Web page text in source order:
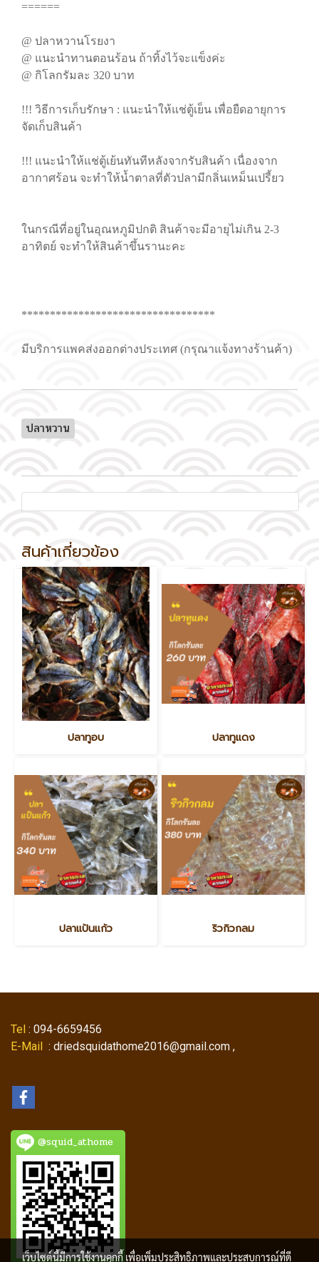
======
@ ปลาหวานโรยงา
@ แนะนำทานตอนร้อน ถ้าทิ้งไว้จะแข็งค่ะ
@ กิโลกรัมละ 320 บาท
!!! วิธีการเก็บรักษา : แนะนำให้แช่ตู้เย็น เพื่อยืดอายุการ
จัดเก็บสินค้า
!!! แนะนำให้แช่ตู้เย้นทันทีหลังจากรับสินค้า เนื่องจาก
อากาศร้อน จะทำให้น้ำตาลที่ตัวปลามีกลิ่นเหม็นเปรี้ยว
ในกรณีที่อยู่ในอุณหภูมิปกติ สินค้าจะมีอายุไม่เกิน 2-3
อาทิตย์ จะทำให้สินค้าขึ้นรานะคะ
**********************************
มีบริการแพคส่งออกต่างประเทศ (กรุณาแจ้งทางร้านค้า)
ปลาหวาน
สินค้าเกี่ยวข้อง
ปลาทูอบ ปลาทูแดง
ปลาแป้นแก้ว ริวกิวกลม
Tel : 094-6659456
E-Mail : driedsquidathome2016@gmail.com ,
@squid_athome
เว็บไซต์นี้มีการใช้งานคุกกี้ เพื่อเพิ่มประสิทธิภาพและประสบการณ์ที่ดี